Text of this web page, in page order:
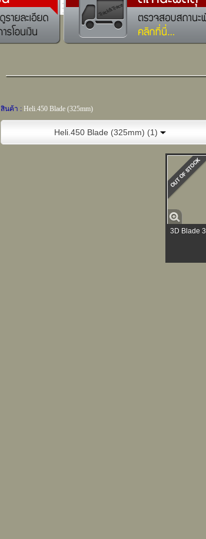
สินค้า : Heli.450 Blade (325mm)
Heli.450 Blade (325mm) (1)
3D Blade